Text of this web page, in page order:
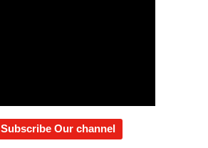
Subscribe Our channel